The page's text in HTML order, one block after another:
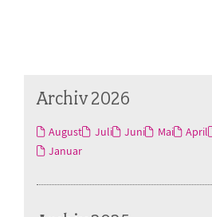
Archiv 2026
August Juli Juni Mai April
Januar